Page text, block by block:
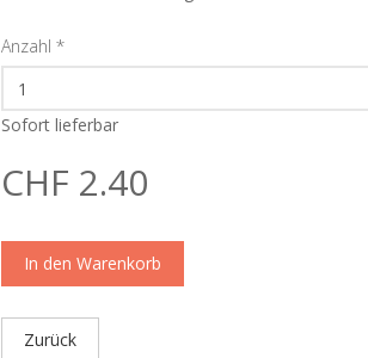
Anzahl *
Sofort lieferbar
CHF 2.40
In den Warenkorb
Zurück